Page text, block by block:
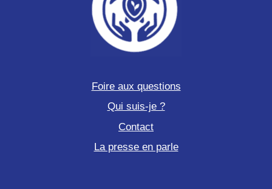
Foire aux questions
Qui suis-je ?
Contact
La presse en parle